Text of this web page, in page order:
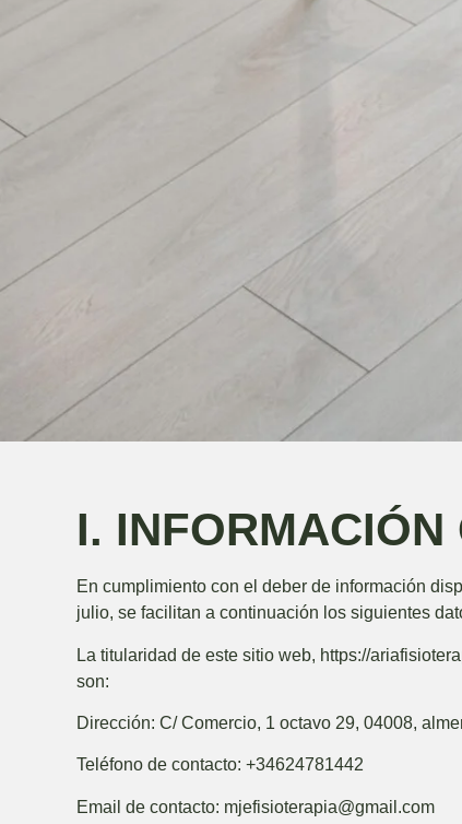
I. INFORMACIÓN
En cumplimiento con el deber de información
julio, se facilitan a continuación los siguientes
La titularidad de este sitio web, https://
son:
Dirección: C/ Comercio, 1 octavo 29, 04008,
Teléfono de contacto: +34624781442
Email de contacto: mjefisioterapia@gmail.com